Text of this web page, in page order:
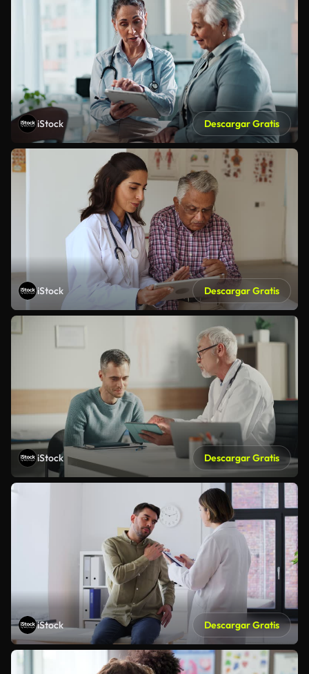
iStock Descargar Gratis
iStock Descargar Gratis
iStock Descargar Gratis
iStock Descargar Gratis